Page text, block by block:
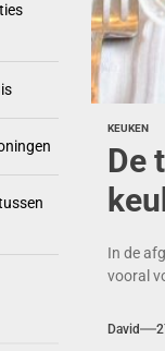
KEUKEN
De
In de
vooral
David